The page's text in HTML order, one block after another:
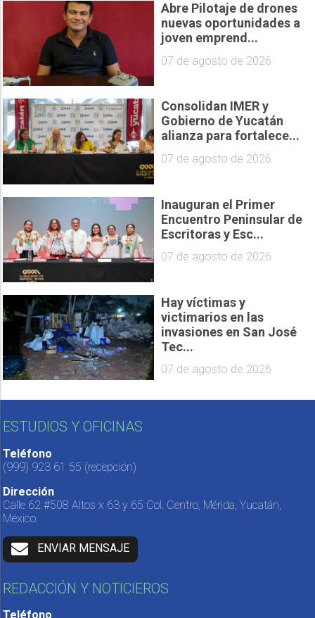
Abre Pilotaje de drones
nuevas oportunidades a
joven emprend...
07 de agosto de 2026
Consolidan IMER y
Gobierno de Yucatán
alianza para fortalece...
07 de agosto de 2026
Inauguran el Primer
Encuentro Peninsular de
Escritoras y Esc...
07 de agosto de 2026
Hay víctimas y
victimarios en las
invasiones en San José
Tec...
07 de agosto de 2026
ESTUDIOS Y OFICINAS
Teléfono
(999) 923 61 55 (recepción)
Dirección
Calle 62 #508 Altos x 63 y 65 Col. Centro, Mérida, Yucatán,
México.
ENVIAR MENSAJE
REDACCIÓN Y NOTICIEROS
Teléfono